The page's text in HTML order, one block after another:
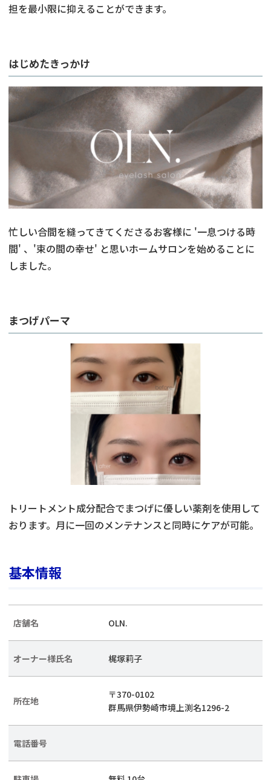
担を最小限に抑えることができます。
はじめたきっかけ
忙しい合間を縫ってきてくださるお客様に '一息つける時
間' 、'束の間の幸せ' と思いホームサロンを始めることに
しました。
まつげパーマ
トリートメント成分配合でまつげに優しい薬剤を使用して
おります。月に一回のメンテナンスと同時にケアが可能。
基本情報
店舗名 OLN.
オーナー様氏名 梶塚莉子
所在地
〒370-0102
群馬県伊勢崎市境上渕名1296-2
電話番号